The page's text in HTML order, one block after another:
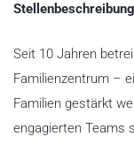
Stellenbeschreibung
Seit 10 Jahren
Familienzentrum –
Familien gestärkt
engagierten Teams